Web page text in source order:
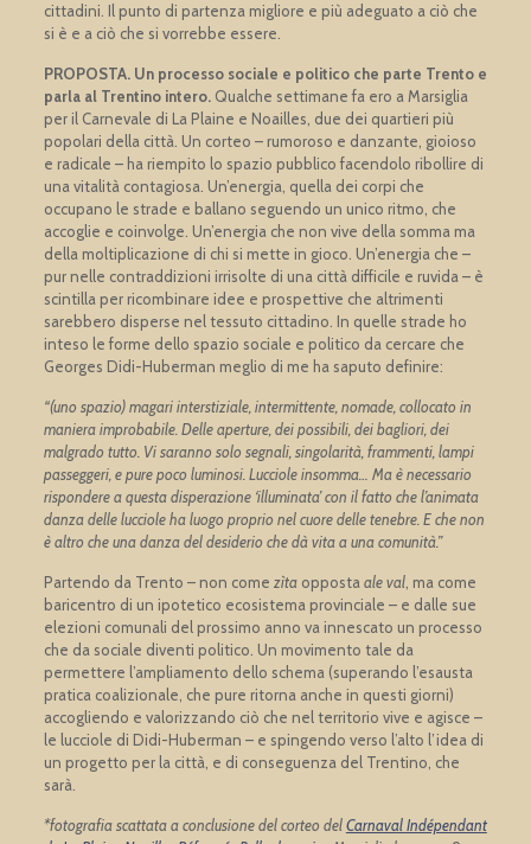
cittadini. Il punto di partenza migliore e più adeguato a ciò che
si è e a ciò che si vorrebbe essere.
PROPOSTA. Un processo sociale e politico che parte Trento e
parla al Trentino intero. Qualche settimane fa ero a Marsiglia
per il Carnevale di La Plaine e Noailles, due dei quartieri più
popolari della città. Un corteo – rumoroso e danzante, gioioso
e radicale – ha riempito lo spazio pubblico facendolo ribollire di
una vitalità contagiosa. Un’energia, quella dei corpi che
occupano le strade e ballano seguendo un unico ritmo, che
accoglie e coinvolge. Un’energia che non vive della somma ma
della moltiplicazione di chi si mette in gioco. Un’energia che –
pur nelle contraddizioni irrisolte di una città difficile e ruvida – è
scintilla per ricombinare idee e prospettive che altrimenti
sarebbero disperse nel tessuto cittadino. In quelle strade ho
inteso le forme dello spazio sociale e politico da cercare che
Georges Didi-Huberman meglio di me ha saputo definire:
“(uno spazio) magari interstiziale, intermittente, nomade, collocato in
maniera improbabile. Delle aperture, dei possibili, dei bagliori, dei
malgrado tutto. Vi saranno solo segnali, singolarità, frammenti, lampi
passeggeri, e pure poco luminosi. Lucciole insomma… Ma è necessario
rispondere a questa disperazione ‘illuminata’ con il fatto che l’animata
danza delle lucciole ha luogo proprio nel cuore delle tenebre. E che non
è altro che una danza del desiderio che dà vita a una comunità.”
Partendo da Trento – non come zìtaoppostaale val, ma come
baricentro di un ipotetico ecosistema provinciale – e dalle sue
elezioni comunali del prossimo anno va innescato un processo
che da sociale diventi politico. Un movimento tale da
permettere l’ampliamento dello schema (superando l’esausta
pratica coalizionale, che pure ritorna anche in questi giorni)
accogliendo e valorizzando ciò che nel territorio vive e agisce –
le lucciole di Didi-Huberman – e spingendo verso l’alto l’idea di
un progetto per la città, e di conseguenza del Trentino, che
sarà.
*fotografia scattata a conclusione del corteo delCarnaval Indépendant